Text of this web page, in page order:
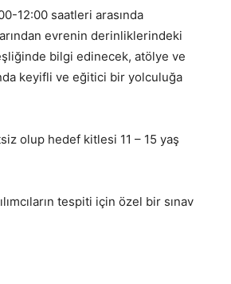
12:00 saatleri arasında
evrenin derinliklerindeki
bilgi edinecek, atölye ve
keyifli ve eğitici bir yolculuğa
olup hedef kitlesi 11 – 15 yaş
tespiti için özel bir sınav